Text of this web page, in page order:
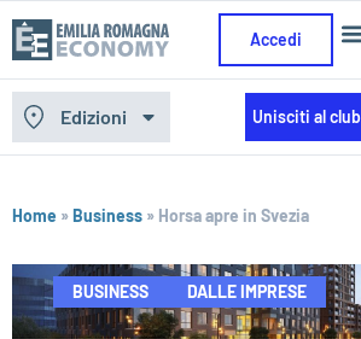
Accedi
Edizioni Unisciti al club
Home »Business » Horsa apre in Svezia
BUSINESS DALLE IMPRESE